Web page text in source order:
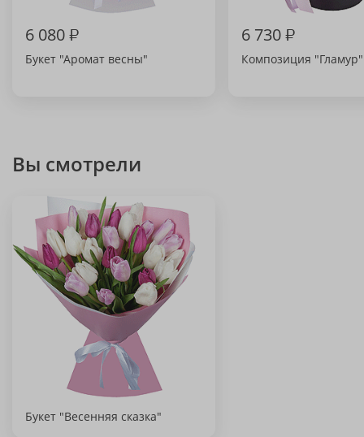
6 080₽
Букет "Аромат весны"
6 730₽
Композиция "Гламур"
Вы смотрели
Букет "Весенняя сказка"